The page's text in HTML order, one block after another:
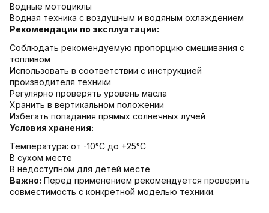
Водные мотоциклы
Водная техника с воздушным и водяным охлаждением
Рекомендации по эксплуатации:
Соблюдать рекомендуемую пропорцию смешивания с
топливом
Использовать в соответствии с инструкцией
производителя техники
Регулярно проверять уровень масла
Хранить в вертикальном положении
Избегать попадания прямых солнечных лучей
Условия хранения:
Температура: от -10°C до +25°C
В сухом месте
В недоступном для детей месте
Важно: Перед применением рекомендуется проверить
совместимость с конкретной моделью техники.